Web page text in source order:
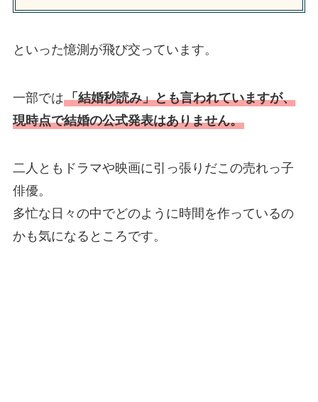
といった憶測が飛び交っています。
一部では「結婚秒読み」とも言われていますが、
現時点で結婚の公式発表はありません。
二人ともドラマや映画に引っ張りだこの売れっ子
俳優。
多忙な日々の中でどのように時間を作っているの
かも気になるところです。